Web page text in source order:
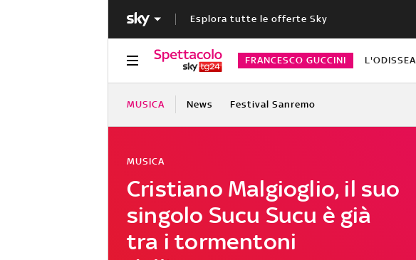
Esplora tutte le offerte Sky
FRANCESCO GUCCINI L'ODISSEA
MUSICA News Festival Sanremo
Cristiano Malgioglio, il suo
singolo Sucu Sucu è già
tra i tormentoni
MUSICA